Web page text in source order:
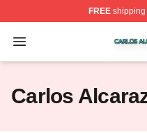
FREEshipping
Open menu
Carlos Alcaraz Shop
Carlos